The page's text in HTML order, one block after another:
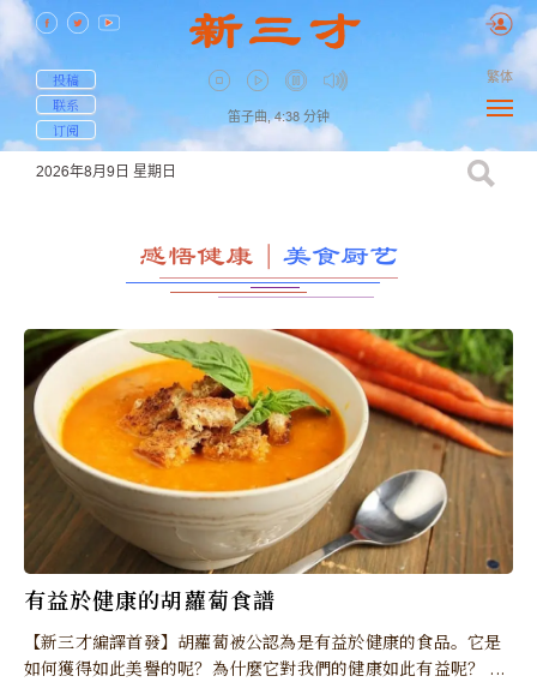
投稿
联系
订阅
笛子曲, 4:38 分钟
繁体
2026年8月9日 星期日
感悟健康 ｜ 美食厨艺
有益於健康的胡蘿蔔食譜
【新三才編譯首發】胡蘿蔔被公認為是有益於健康的食品。它是
如何獲得如此美譽的呢？為什麼它對我們的健康如此有益呢？ ...